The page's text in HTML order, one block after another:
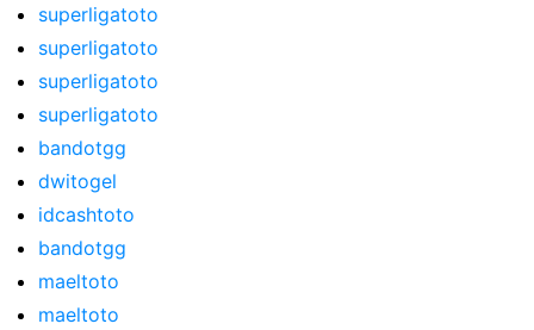
superligatoto
superligatoto
superligatoto
superligatoto
bandotgg
dwitogel
idcashtoto
bandotgg
maeltoto
maeltoto